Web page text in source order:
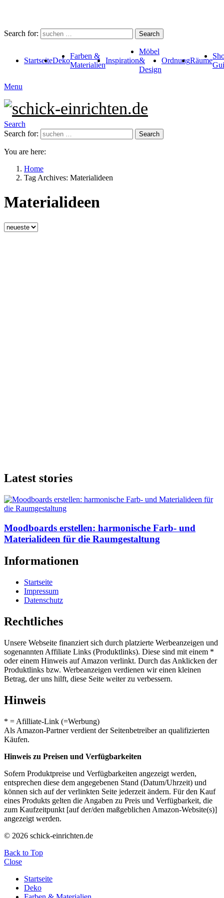
Search for: Search
StartseiteDeko
Farben &
Materialien
Inspiration
Möbel
&
Design
OrdnungRäume
Menu
Search
Search for:
Search
You are here:
Home
Tag Archives: Materialideen
Materialideen
Latest stories
Moodboards erstellen: harmonische Farb- und
Materialideen für die Raumgestaltung
Informationen
Startseite
Impressum
Datenschutz
Rechtliches
Unsere Webseite finanziert sich durch platzierte Werbeanzeigen und
sogenannten Affiliate Links (Produktlinks). Diese sind mit einem *
oder einem Hinweis auf Amazon verlinkt. Durch das Anklicken der
Produktlinks bzw. Werbeanzeigen verdienen wir einen kleinen
Betrag, der uns hilft, diese Seite weiter zu verbessern.
Hinweis
* = Afilliate-Link (=Werbung)
Als Amazon-Partner verdient der Seitenbetreiber an qualifizierten
Käufen.
Hinweis zu Preisen und Verfügbarkeiten
Sofern Produktpreise und Verfügbarkeiten angezeigt werden,
entsprechen diese dem angegebenen Stand (Datum/Uhrzeit) und
können sich auf der verlinkten Seite jederzeit ändern. Für den Kauf
eines Produkts gelten die Angaben zu Preis und Verfügbarkeit, die
zum Kaufzeitpunkt [auf der/den maßgeblichen Amazon-Website(s)]
angezeigt werden.
© 2026 schick-einrichten.de
Back to Top
Close
Startseite
Deko